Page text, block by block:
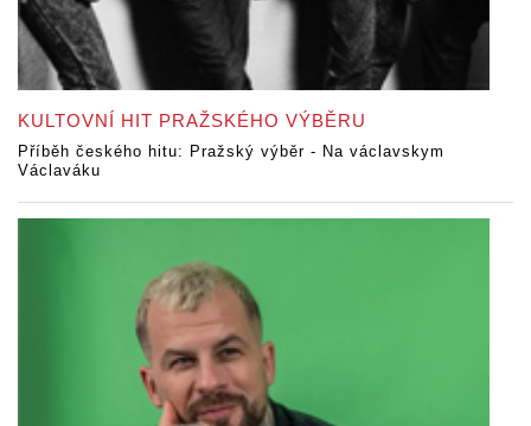
KULTOVNÍ HIT PRAŽSKÉHO VÝBĚRU
Příběh českého hitu: Pražský výběr - Na václavskym
Václaváku